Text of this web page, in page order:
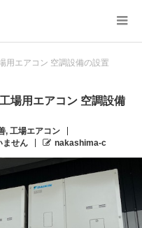
用エアコン 空調設備の設置
場用エアコン 空調設備
, 工場エアコン
ません
nakashima-c